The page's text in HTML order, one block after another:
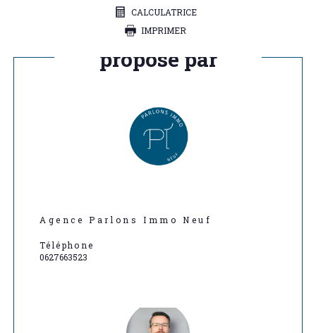
CALCULATRICE
IMPRIMER
Ce bien vous est
proposé par
Agence Parlons Immo Neuf
Téléphone
0627663523